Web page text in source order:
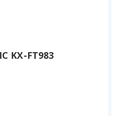
KX-FT983